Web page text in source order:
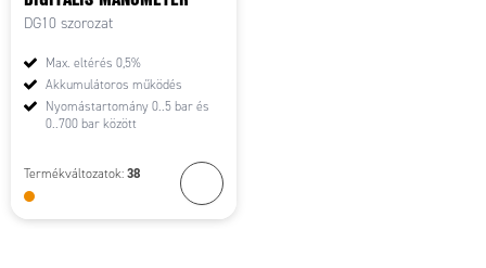
DG10 szorozat
Max. eltérés 0,5%
Akkumulátoros működés
Nyomástartomány 0..5 bar és
0..700 bar között
Termékváltozatok: 38